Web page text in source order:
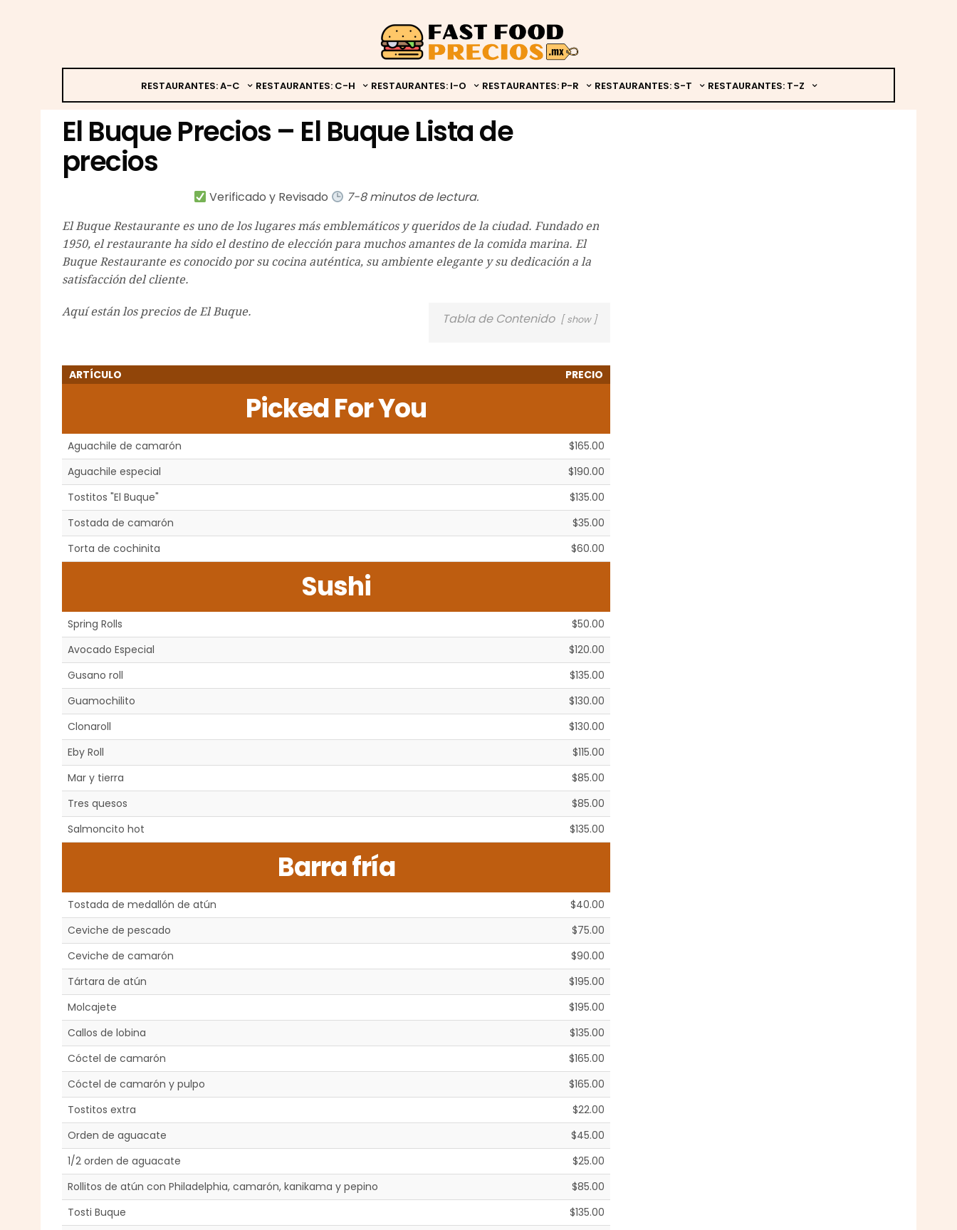
RESTAURANTES: A-C RESTAURANTES: C-H RESTAURANTES: I-O RESTAURANTES: P-R RESTAURANTES: S-T RESTAURANTES: T-Z
El Buque Precios – El Buque Lista de
precios
Verificado y Revisado 7-8 minutos de lectura.
El Buque Restaurante es uno de los lugares más emblemáticos y queridos de la ciudad. Fundado en
1950, el restaurante ha sido el destino de elección para muchos amantes de la comida marina. El
Buque Restaurante es conocido por su cocina auténtica, su ambiente elegante y su dedicación a la
satisfacción del cliente.
Tabla de Contenido show
Aquí están los precios de El Buque.
ARTÍCULO PRECIO
Picked For You
Aguachile de camarón
$165.00
Aguachile especial
$190.00
Tostitos "El Buque"
$135.00
Tostada de camarón
$35.00
Torta de cochinita
$60.00
Sushi
Spring Rolls
$50.00
Avocado Especial
$120.00
Gusano roll
$135.00
Guamochilito
$130.00
Clonaroll
$130.00
Eby Roll
$115.00
Mar y tierra
$85.00
Tres quesos
$85.00
Salmoncito hot
$135.00
Barra fría
Tostada de medallón de atún
$40.00
Ceviche de pescado
$75.00
Ceviche de camarón
$90.00
Tártara de atún
$195.00
Molcajete
$195.00
Callos de lobina
$135.00
Cóctel de camarón
$165.00
Cóctel de camarón y pulpo
$165.00
Tostitos extra
$22.00
Orden de aguacate
$45.00
1/2 orden de aguacate
$25.00
Rollitos de atún con Philadelphia, camarón, kanikama y pepino
$85.00
Tosti Buque
$135.00